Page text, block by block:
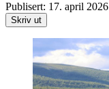
Publisert: 17. april 2026
Skriv ut